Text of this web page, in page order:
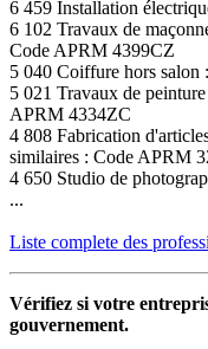
6 459 Installation
6 102 Travaux de
Code APRM 4399CZ
5 040 Coiffure hors
5 021 Travaux de
APRM 4334ZC
4 808 Fabrication
similaires : Code APRM
4 650 Studio de
...
Liste complete des
Vérifiez si votre
gouvernement.